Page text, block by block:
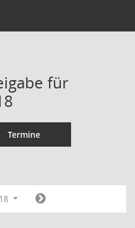
für
Termine